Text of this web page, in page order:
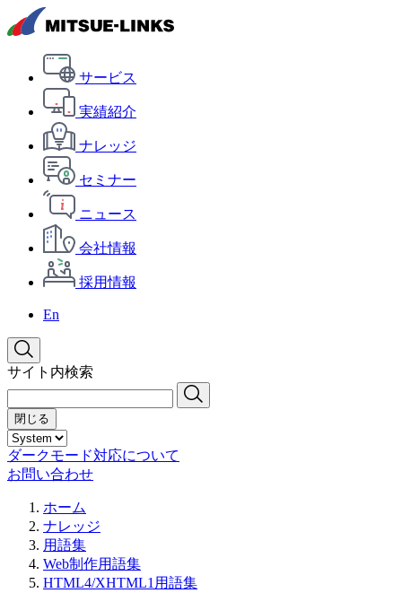
サービス
実績紹介
ナレッジ
セミナー
ニュース
会社情報
採用情報
En
サイト内検索
閉じる
ダークモード対応について
お問い合わせ
ホーム
ナレッジ
用語集
Web制作用語集
HTML4/XHTML1用語集